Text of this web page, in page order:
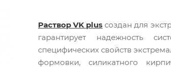
Раствор VK plus создан для
гарантирует надежность
специфических свойств
формовки, силикатного